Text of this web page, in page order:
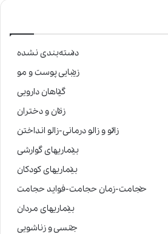
دسته‌بندی نشده
زیبایی پوست و مو
گیاهان دارویی
زنان و دختران
زالو و زالو درمانی-زالو انداختن
بیماریهای گوارشی
بیماریهای کودکان
حجامت-زمان حجامت-فواید حجامت
بیماریهای مردان
جنسی و زناشویی